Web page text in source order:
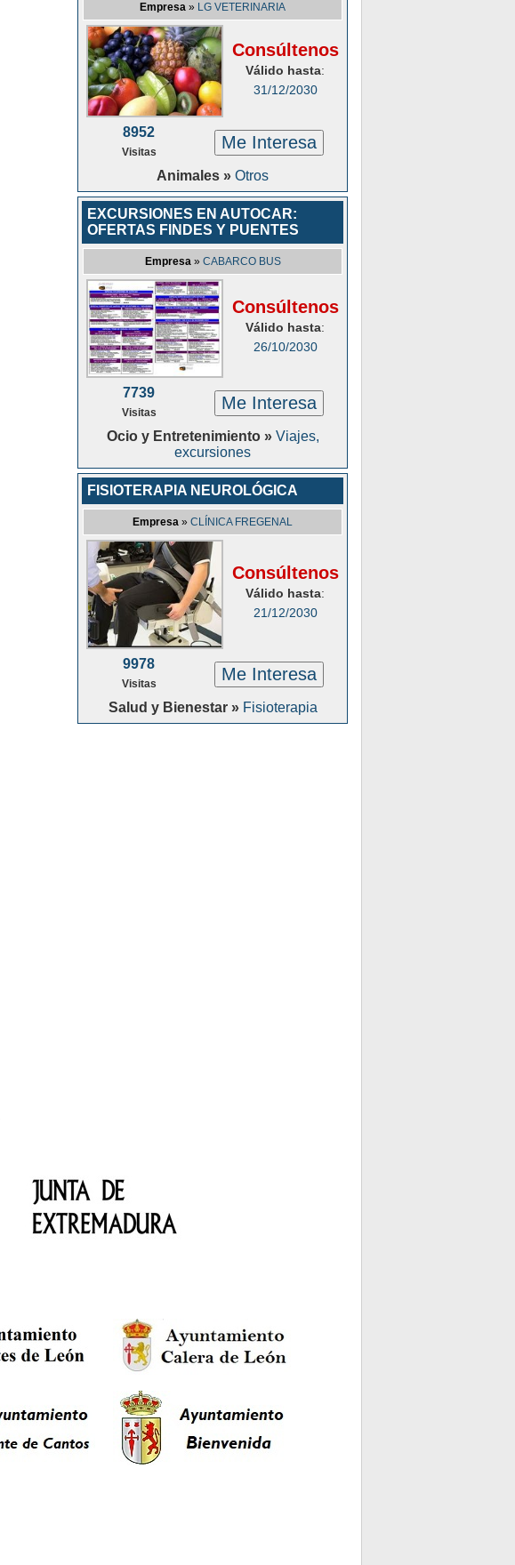
Empresa » LG VETERINARIA
Consúltenos
Válido hasta:
31/12/2030
8952
Visitas Me Interesa
Animales » Otros
EXCURSIONES EN AUTOCAR:
OFERTAS FINDES Y PUENTES
Empresa» CABARCO BUS
Consúltenos
Válido hasta:
26/10/2030
7739
Visitas Me Interesa
Ocio y Entretenimiento » Viajes,
excursiones
FISIOTERAPIA NEUROLÓGICA
Empresa » CLÍNICA FREGENAL
Consúltenos
Válido hasta:
21/12/2030
9978
Visitas Me Interesa
Salud y Bienestar » Fisioterapia